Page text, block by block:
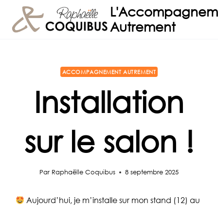
contenu
Autrement
ACCOMPAGNEMENT AUTREMENT
Installation
sur le salon !
Par Raphaëlle Coquibus 8 septembre 2025
Aujourd’hui, je m’installe sur mon stand (12) au